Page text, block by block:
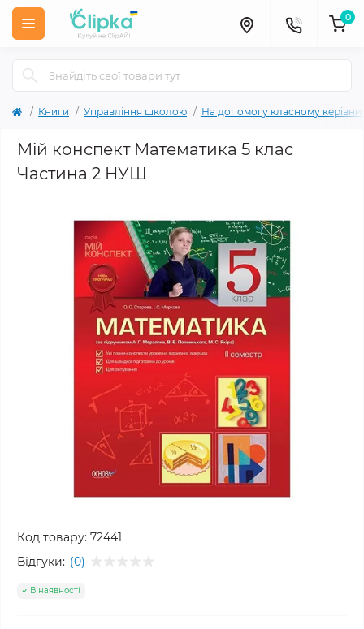
0
Книги Управління школою На допомогу класному
Мій конспект Математика 5 клас
Частина 2 НУШ
Код товару: 72441
Відгуки: (0)
В наявності